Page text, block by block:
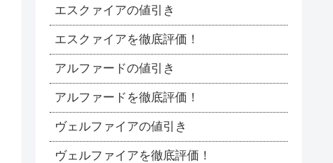
エスクァイアの値引き
エスクァイアを徹底評価！
アルファードの値引き
アルファードを徹底評価！
ヴェルファイアの値引き
ヴェルファイアを徹底評価！